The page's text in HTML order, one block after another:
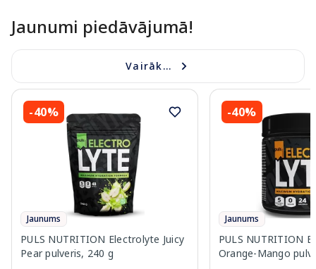
Jaunumi piedāvājumā!
Vairāk...
-40%
Jaunums
PULS NUTRITION Electrolyte Juicy
Pear pulveris, 240 g
-40%
Jaunums
PULS NUTRITION
Orange-Mango